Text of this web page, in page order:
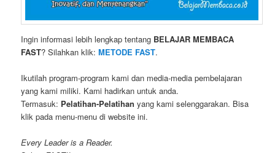
Ingin informasi lebih lengkap tentang BELAJAR MEMBACA
FAST? Silahkan klik:METODE FAST.
Ikutilah program-program kami dan media-media pembelajaran
yang kami miliki. Kami hadirkan untuk anda.
Termasuk: Pelatihan-Pelatihan yang kami selenggarakan. Bisa
klik pada menu-menu di website ini.
Every Leader is a Reader.